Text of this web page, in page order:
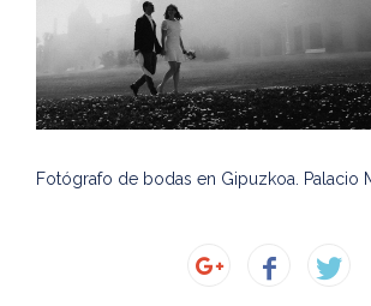
Fotógrafo de bodas en Gipuzkoa. Palacio